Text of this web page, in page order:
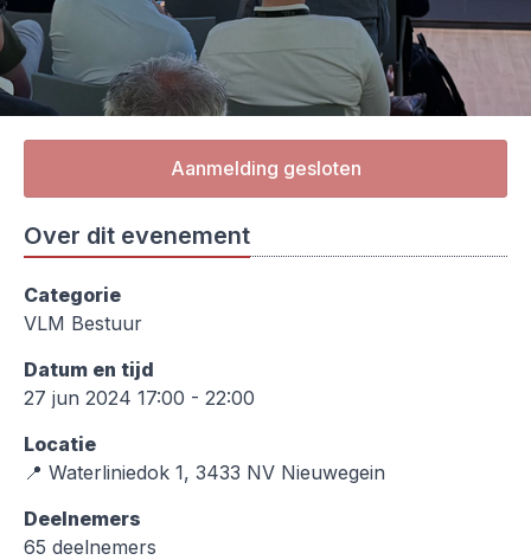
Aanmelding gesloten
Over dit evenement
Categorie
VLM Bestuur
Datum en tijd
27 jun 2024 17:00 - 22:00
Locatie
📍 Waterliniedok 1, 3433 NV Nieuwegein
Deelnemers
65 deelnemers